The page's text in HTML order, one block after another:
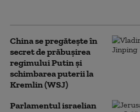
China se pregătește în
secret de prăbușirea
regimului Putin și
schimbarea puterii la
Kremlin (WSJ)
Parlamentul israelian